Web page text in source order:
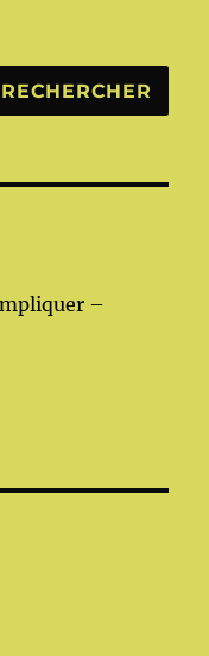
RECHERCHER
–